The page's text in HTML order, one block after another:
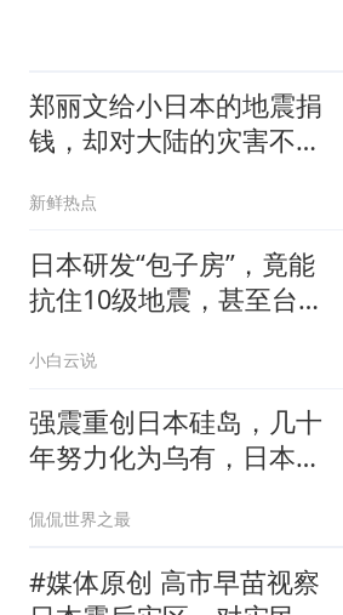
郑丽文给小日本的地震捐
钱，却对大陆的灾害不闻
新鲜热点
日本研发“包子房”，竟能
抗住10级地震，甚至台风
小白云说
强震重创日本硅岛，几十
年努力化为乌有，日本国
侃侃世界之最
#媒体原创 高市早苗视察